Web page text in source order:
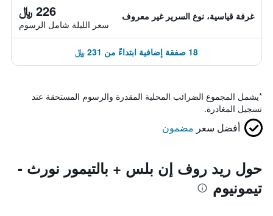
غرفة قياسية، نوع السرير غير معروف 226 ﷼
سعر الليلة شامل الرسوم
18 صفقة إضافية ابتداءً من 231 ﷼
*يشمل المجموع الضرائب المحلية المقدرة والرسوم المستحقة عند
تسجيل المغادرة.
أفضل سعر مضمون
حول ريد روف إن بلس + بالتيمور نورث -
تيمونيوم